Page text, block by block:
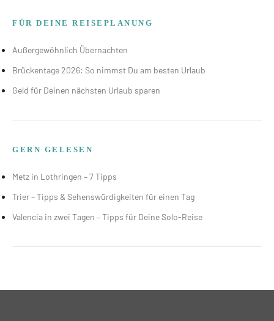
FÜR DEINE REISEPLANUNG
Außergewöhnlich Übernachten
Brückentage 2026: So nimmst Du am besten Urlaub
Geld für Deinen nächsten Urlaub sparen
GERN GELESEN
Metz in Lothringen – 7 Tipps
Trier – Tipps & Sehenswürdigkeiten für einen Tag
Valencia in zwei Tagen – Tipps für Deine Solo-Reise